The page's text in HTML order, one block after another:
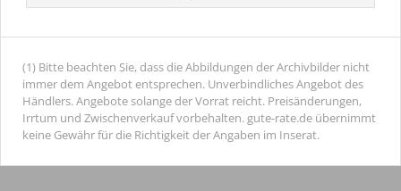
(1) Bitte beachten Sie, dass die Abbildungen der Archivbilder nicht
immer dem Angebot entsprechen. Unverbindliches Angebot des
Händlers. Angebote solange der Vorrat reicht. Preisänderungen,
Irrtum und Zwischenverkauf vorbehalten. gute-rate.de übernimmt
keine Gewähr für die Richtigkeit der Angaben im Inserat.